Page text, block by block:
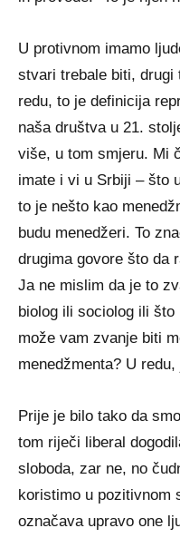
U protivnom imamo
stvari trebale biti, drugi
redu, to je definicija
naša društva u 21.
više, u tom smjeru. Mi
imate i vi u Srbiji – što
to je nešto kao
budu menedžeri. To
drugima govore što da
Ja ne mislim da je to
biolog ili sociolog ili
može vam zvanje biti
menedžmenta? U
Prije je bilo tako da
tom riječi liberal
sloboda, zar ne, no
koristimo u pozitivnom
označava upravo one